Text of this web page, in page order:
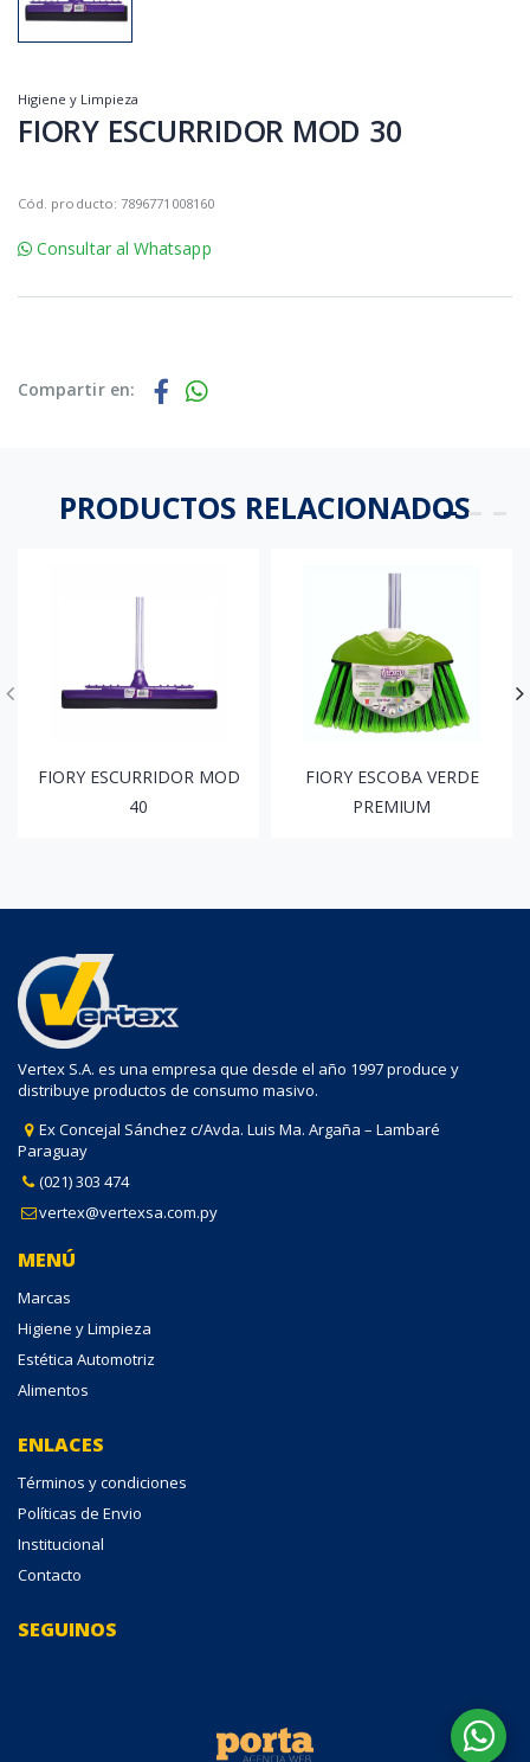
Higiene y Limpieza
FIORY ESCURRIDOR MOD 30
Cód. producto: 7896771008160
Consultar al Whatsapp
Compartir en:
PRODUCTOS RELACIONADOS
FIORY ESCURRIDOR MOD
40
FIORY ESCOBA VERDE
PREMIUM
Vertex S.A. es una empresa que desde el año 1997 produce y
distribuye productos de consumo masivo.
Ex Concejal Sánchez c/Avda. Luis Ma. Argaña – Lambaré
Paraguay
(021) 303 474
vertex@vertexsa.com.py
MENÚ
Marcas
Higiene y Limpieza
Estética Automotriz
Alimentos
ENLACES
Términos y condiciones
Políticas de Envio
Institucional
Contacto
SEGUINOS